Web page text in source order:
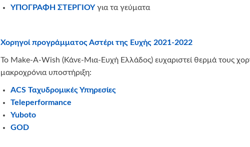
ΥΠΟΓΡΑΦΗ ΣΤΕΡΓΙΟΥγια τα γεύματα
Χορηγοί προγράμματος Αστέρι της Ευχής 2021-2022
Το Make-A-Wish (Κάνε-Μια-Ευχή Ελλάδος) ευχαριστεί θερμά τους
μακροχρόνια υποστήριξη:
ACS Ταχυδρομικές Υπηρεσίες
Teleperformance
Yuboto
GOD